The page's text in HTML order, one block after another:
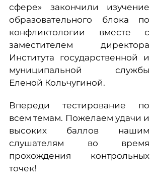
сфере» закончили изучение
образовательного блока по
конфликтологии вместе с
заместителем директора
Института государственной и
муниципальной службы
Еленой Кольчугиной.
Впереди тестирование по
всем темам. Пожелаем удачи и
высоких баллов нашим
слушателям во время
прохождения контрольных
точек!